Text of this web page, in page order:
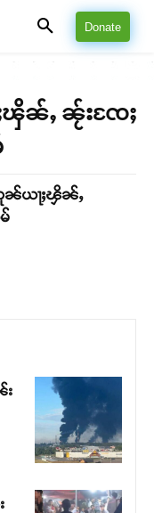
Donate
ၼ်ႇ ၼႂ်းၸႄႈ
ၼ်ယႃႈၾိၼ်ႇ
း